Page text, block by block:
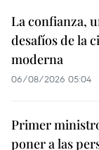
La confianza,
desafíos de la
moderna
06/08/2026 05:04
Primer
poner a las